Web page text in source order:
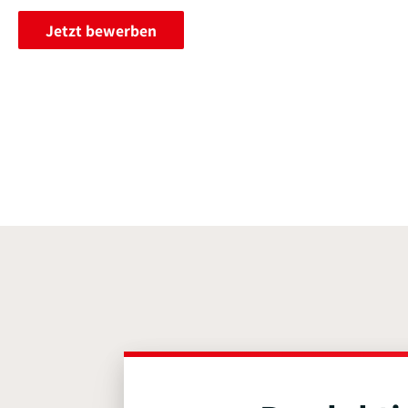
Jetzt bewerben